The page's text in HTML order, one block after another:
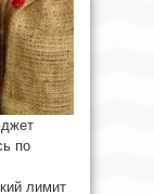
по
лимит